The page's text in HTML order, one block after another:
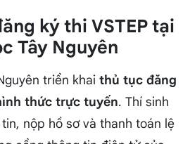
ký thi VSTEP tại
Tây Nguyên
triển khai thủ tục đăng
thức trực tuyến. Thí sinh
nộp hồ sơ và thanh toán lệ